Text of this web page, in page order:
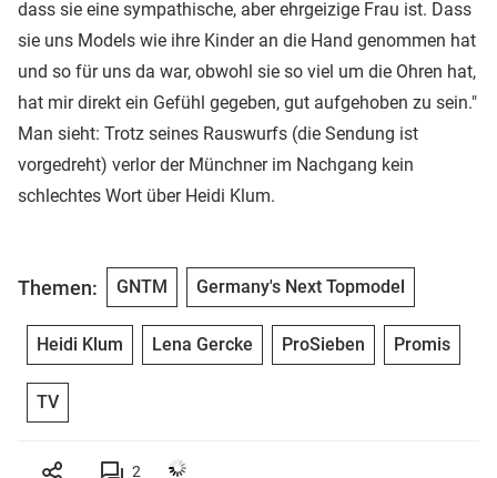
dass sie eine sympathische, aber ehrgeizige Frau ist. Dass
sie uns Models wie ihre Kinder an die Hand genommen hat
und so für uns da war, obwohl sie so viel um die Ohren hat,
hat mir direkt ein Gefühl gegeben, gut aufgehoben zu sein."
Man sieht: Trotz seines Rauswurfs (die Sendung ist
vorgedreht) verlor der Münchner im Nachgang kein
schlechtes Wort über Heidi Klum.
Themen: GNTM Germany's Next Topmodel
Heidi Klum Lena Gercke ProSieben Promis
TV
2